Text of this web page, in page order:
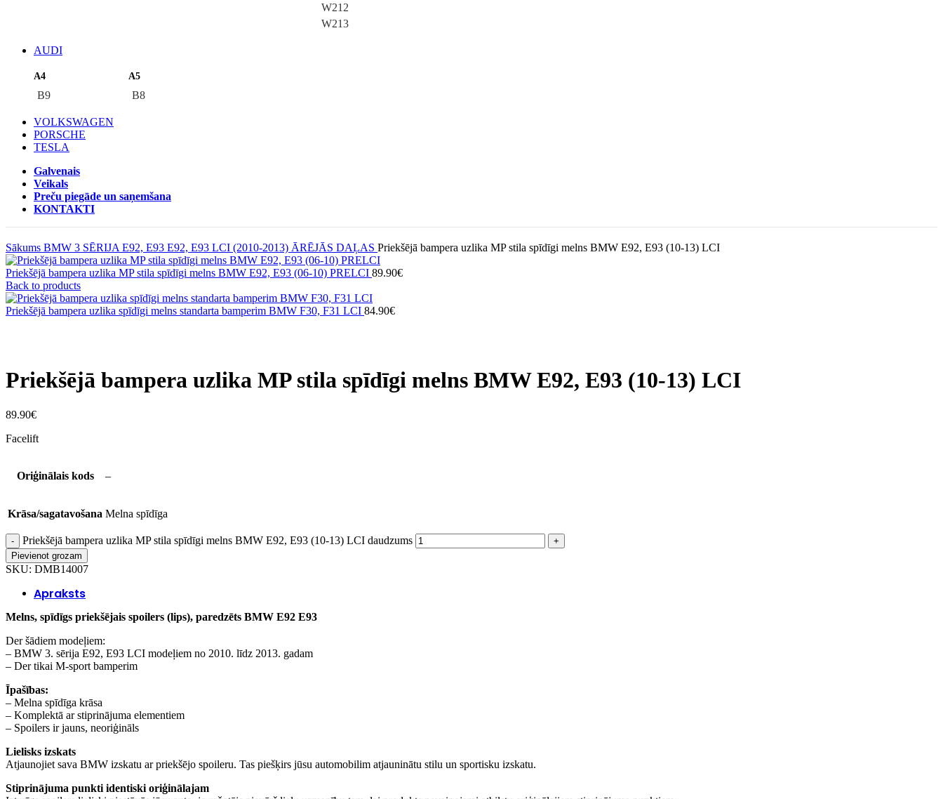
W212
W213
AUDI
A4
B9
A5
B8
VOLKSWAGEN
PORSCHE
TESLA
Galvenais
Veikals
Preču piegāde un saņemšana
KONTAKTI
Sākums BMW 3 SĒRIJA E92, E93 E92, E93 LCI (2010-2013) ĀRĒJĀS DAĻAS Priekšējā bampera uzlika MP stila spīdīgi melns BMW E92, E93 (10-13) LCI
Priekšējā bampera uzlika MP stila spīdīgi melns BMW E92, E93 (06-10) PRELCI 89.90€
Back to products
Priekšējā bampera uzlika spīdīgi melns standarta bamperim BMW F30, F31 LCI 84.90€
Priekšējā bampera uzlika MP stila spīdīgi melns BMW E92, E93 (10-13) LCI
89.90€
Facelift
Oriģinālais kods –
Krāsa/sagatavošana Melna spīdīga
Priekšējā bampera uzlika MP stila spīdīgi melns BMW E92, E93 (10-13) LCI daudzums
Pievienot grozam
SKU: DMB14007
Apraksts
Melns, spīdīgs priekšējais spoilers (lips), paredzēts BMW E92 E93
Der šādiem modeļiem:
– BMW 3. sērija E92, E93 LCI modeļiem no 2010. līdz 2013. gadam
– Der tikai M-sport bamperim
Īpašības:
– Melna spīdīga krāsa
– Komplektā ar stiprinājuma elementiem
– Spoilers ir jauns, neoriģināls
Lielisks izskats
Atjaunojiet sava BMW izskatu ar priekšējo spoileru. Tas piešķirs jūsu automobilim atjauninātu stilu un sportisku izskatu.
Stiprinājuma punkti identiski oriģinālajam